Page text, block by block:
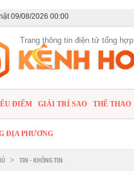
09/08/2026 00:00
Trang thông tin điện tử tổng hợp
ĐIỂM GIẢI TRÍ SAO THỂ THAO
ĐỊA PHƯƠNG
> TIN - KHÔNG TIN